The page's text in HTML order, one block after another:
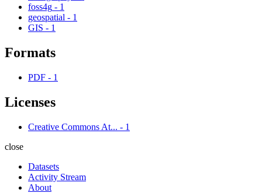
foss4g - 1
geospatial - 1
GIS - 1
Formats
PDF - 1
Licenses
Creative Commons At... - 1
close
Datasets
Activity Stream
About